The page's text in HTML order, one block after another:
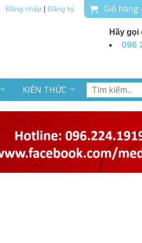
Đăng nhập Đăng ký Giỏ hàng
Hãy
096
KIẾN THỨC